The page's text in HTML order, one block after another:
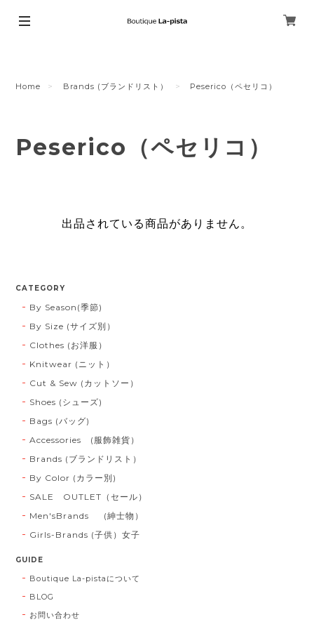
Home Brands (ブランドリスト） Peserico（ペセリコ）
Peserico（ペセリコ）
出品されている商品がありません。
CATEGORY
By Season(季節)
By Size (サイズ別）
Clothes (お洋服）
Knitwear (ニット）
Cut & Sew (カットソー）
Shoes (シューズ)
Bags (バッグ)
Accessories (服飾雑貨）
Brands (ブランドリスト）
By Color (カラー別)
SALE OUTLET（セール）
Men'sBrands (紳士物）
Girls-Brands (子供）女子
GUIDE
Boutique La-pistaについて
BLOG
お問い合わせ